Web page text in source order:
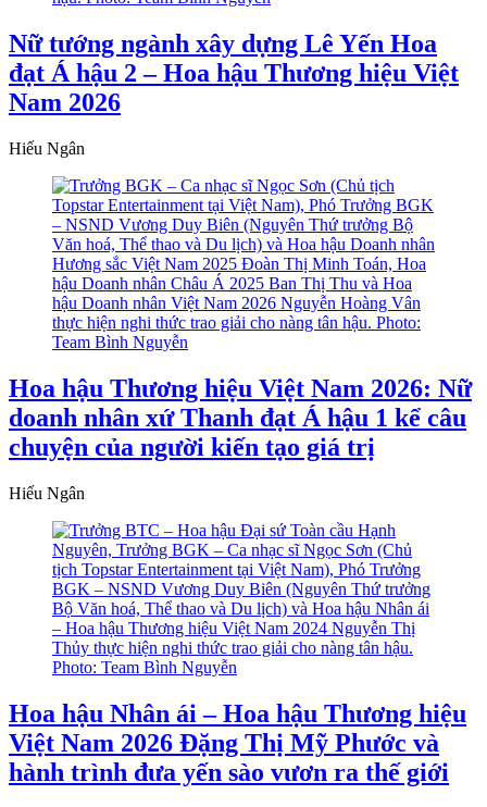
Nữ tướng ngành xây dựng Lê Yến Hoa
đạt Á hậu 2 – Hoa hậu Thương hiệu Việt
Nam 2026
Hiếu Ngân
Hoa hậu Thương hiệu Việt Nam 2026: Nữ
doanh nhân xứ Thanh đạt Á hậu 1 kể câu
chuyện của người kiến tạo giá trị
Hiếu Ngân
Hoa hậu Nhân ái – Hoa hậu Thương hiệu
Việt Nam 2026 Đặng Thị Mỹ Phước và
hành trình đưa yến sào vươn ra thế giới